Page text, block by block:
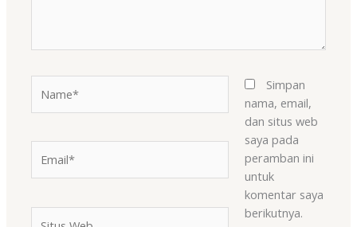
Simpan
nama, email,
dan situs web
saya pada
peramban ini
untuk
komentar saya
berikutnya.